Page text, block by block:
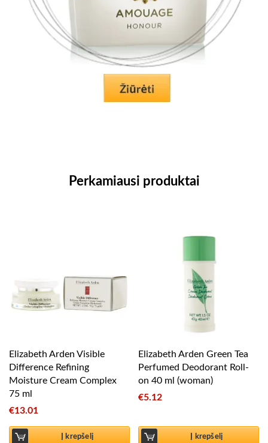
Perkamiausi produktai
Elizabeth Arden Visible
Difference Refining
Moisture Cream Complex
75 ml
€13.01
Į krepšelį
Elizabeth Arden Green Tea
Perfumed Deodorant Roll-
on 40 ml (woman)
€5.12
Į krepšelį